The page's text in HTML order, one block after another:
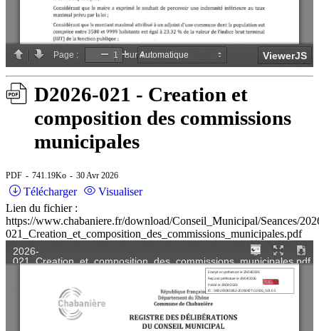
D2026-021 - Creation et
composition des commissions
municipales
PDF 741.19Ko 30 Avr 2026
Télécharger
Visualiser
Lien du fichier :
https://www.chabaniere.fr/download/Conseil_Municipal/Seances/
021_Creation_et_composition_des_commissions_municipales.pdf